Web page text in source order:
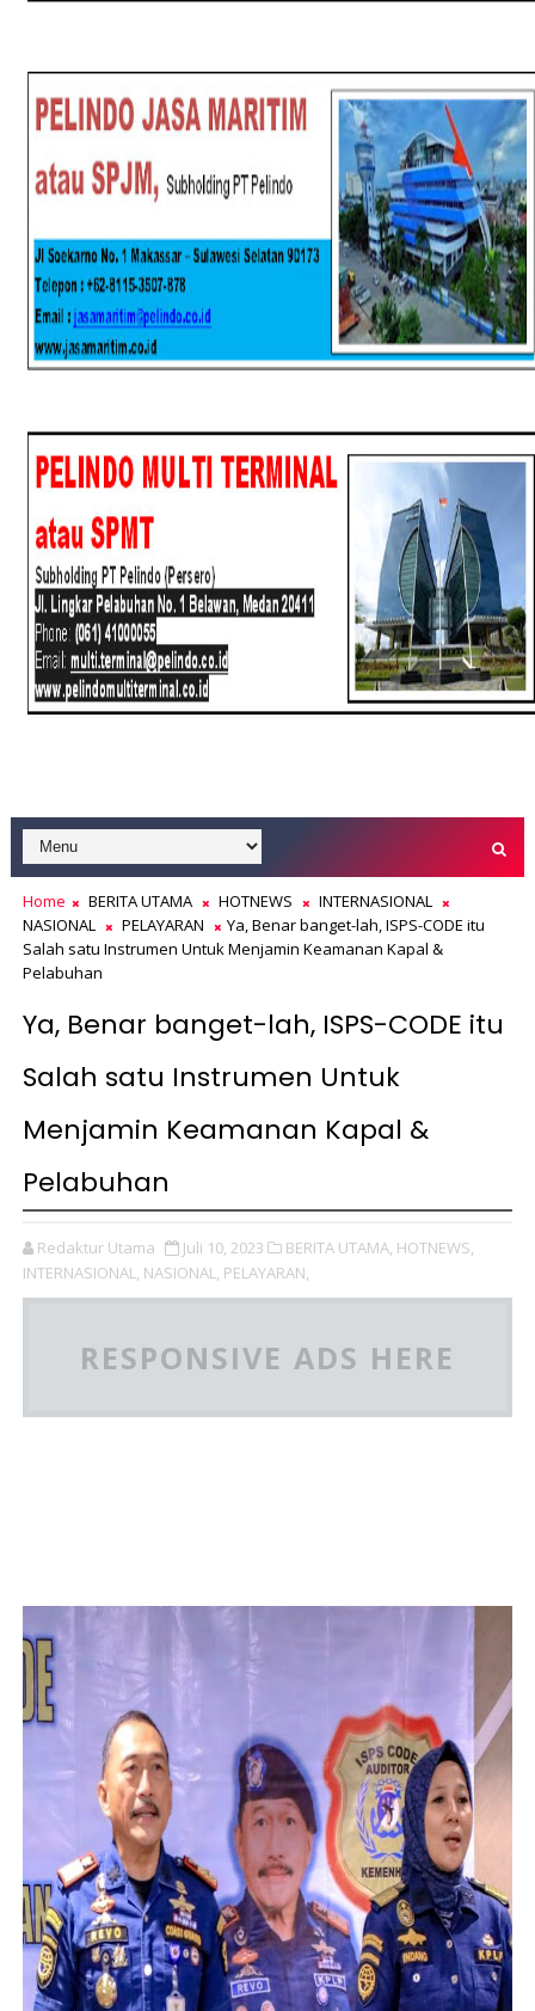
Home BERITA UTAMA HOTNEWS
INTERNASIONAL
NASIONAL
PELAYARAN
Ya, Benar banget-lah, ISPS-CODE itu
Salah satu Instrumen Untuk Menjamin Keamanan Kapal &
Pelabuhan
Ya, Benar banget-lah, ISPS-CODE itu
Salah satu Instrumen Untuk
Menjamin Keamanan Kapal &
Pelabuhan
Redaktur Utama Juli 10, 2023 BERITA UTAMA, HOTNEWS,
INTERNASIONAL, NASIONAL, PELAYARAN,
RESPONSIVE ADS HERE